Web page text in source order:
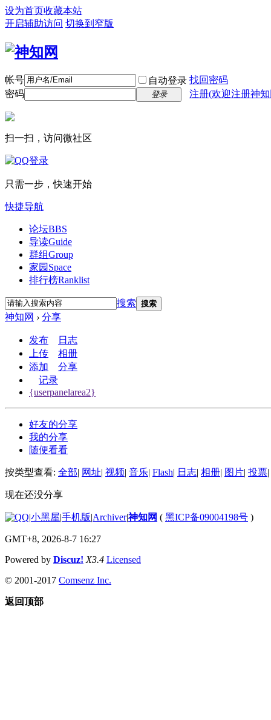
设为首页收藏本站
开启辅助访问 切换到窄版
帐号 自动登录 找回密码
密码
登录 注册(欢迎注册神
扫一扫，访问微社区
只需一步，快速开始
快捷导航
论坛BBS
导读Guide
群组Group
家园 Space
排行榜Ranklist
搜索 搜索
神知网 › 分享
发布
日志
上传
相册
添加
分享
记录
{userpanelarea2}
好友的分享
我的分享
随便看看
按类型查看: 全部| 网址| 视频| 音乐| Flash| 日志| 相册| 图片| 投票|
现在还没分享
|小黑屋|手机版|Archiver|神知网 ( 黑ICP备09004198号 )
GMT+8, 2026-8-7 16:27
Powered by Discuz! X3.4 Licensed
© 2001-2017 Comsenz Inc.
返回顶部